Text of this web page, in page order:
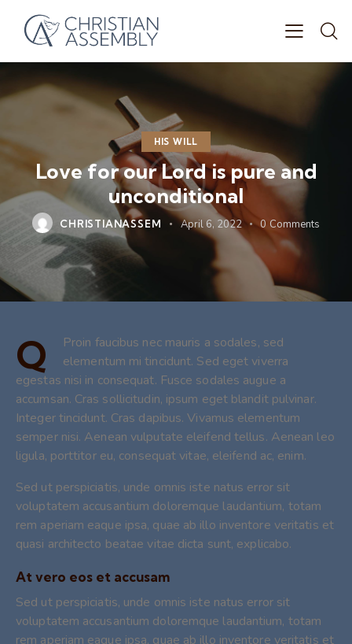
HIS WILL
Love for our Lord is pure and
unconditional
CHRISTIANASSEM April 6, 2022 0 Comments
Q
Proin faucibus nec mauris a sodales, sed
elementum mi tincidunt. Sed eget viverra
egestas nisi in consequat. Fusce sodales augue a
accumsan. Cras sollicitudin, ipsum eget blandit pulvinar.
Integer tincidunt. Cras dapibus. Vivamus elementum
semper nisi. Aenean vulputate eleifend tellus. Aenean leo
ligula, porttitor eu, consequat vitae, eleifend ac, enim.
Sed ut perspiciatis, unde omnis iste natus error sit
voluptatem accusantium doloremque laudantium, totam
rem aperiam eaque ipsa, quae ab illo inventore veritatis et
quasi architecto beatae vitae dicta sunt, explicabo.
At vero eos et accusam
Sed ut perspiciatis, unde omnis iste natus error sit
voluptatem accusantium doloremque laudantium, totam
rem aperiam eaque ipsa, quae ab illo inventore veritatis et